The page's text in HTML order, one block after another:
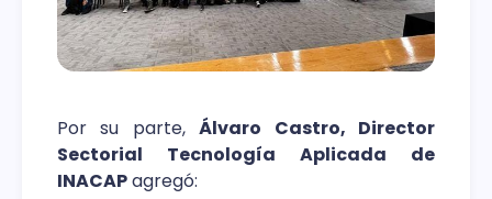
Por su parte,Álvaro Castro, Director
Sectorial Tecnología Aplicada de
INACAPagregó: